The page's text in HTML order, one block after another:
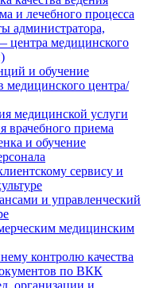
и лечебного процесса
администратора,
центра медицинского
и обучение
медицинского центра/
медицинской услуги
врачебного приема
и обучение
сервису и
и управленческий
медицинским
контролю качества
по ВКК
организации и